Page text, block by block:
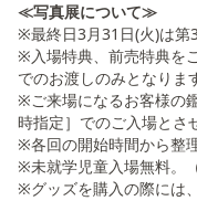
≪写真展について≫
※最終日3月31日(火)は第
※入場特典、前売特典を
でのお渡しのみとなりま
※ご来場になるお客様の
時指定］でのご入場とさ
※各回の開始時間から整
※未就学児童入場無料。
※グッズを購入の際には